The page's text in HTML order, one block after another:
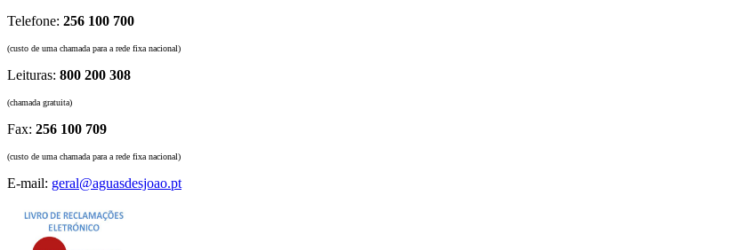
Telefone: 256 100 700
(custo de uma chamada para a rede fixa nacional)
Leituras: 800 200 308
(chamada gratuita)
Fax: 256 100 709
(custo de uma chamada para a rede fixa nacional)
E-mail: geral@aguasdesjoao.pt